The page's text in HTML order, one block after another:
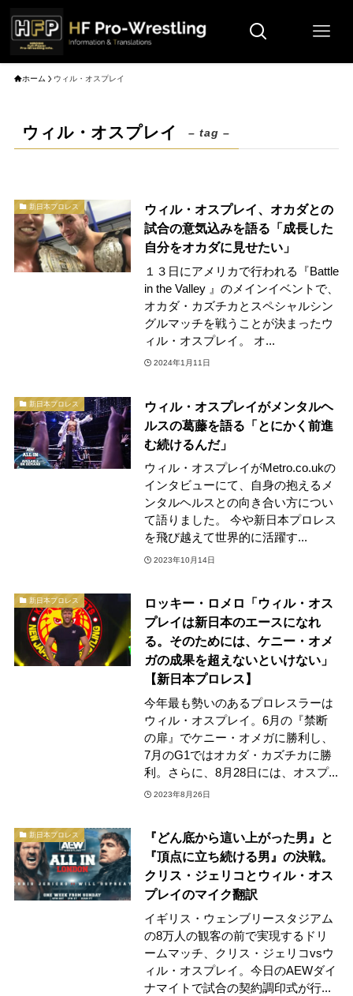
ホーム ウィル・オスプレイ
ウィル・オスプレイ – tag –
新日本プロレス
ウィル・オスプレイ、オカダとの
試合の意気込みを語る「成長した
自分をオカダに見せたい」
１３日にアメリカで行われる『Battle
in the Valley 』のメインイベントで、
オカダ・カズチカとスペシャルシン
グルマッチを戦うことが決まったウ
ィル・オスプレイ。 オ...
2024年1月11日
新日本プロレス
ウィル・オスプレイがメンタルヘ
ルスの葛藤を語る「とにかく前進
む続けるんだ」
ウィル・オスプレイがMetro.co.ukの
インタビューにて、自身の抱えるメ
ンタルヘルスとの向き合い方につい
て語りました。 今や新日本プロレス
を飛び越えて世界的に活躍す...
2023年10月14日
新日本プロレス
ロッキー・ロメロ「ウィル・オス
プレイは新日本のエースになれ
る。そのためには、ケニー・オメ
ガの成果を超えないといけない」
【新日本プロレス】
今年最も勢いのあるプロレスラーは
ウィル・オスプレイ。6月の『禁断
の扉』でケニー・オメガに勝利し、
7月のG1ではオカダ・カズチカに勝
利。さらに、8月28日には、オスプ...
2023年8月26日
新日本プロレス
『どん底から這い上がった男』と
『頂点に立ち続ける男』の決戦。
クリス・ジェリコとウィル・オス
プレイのマイク翻訳
イギリス・ウェンブリースタジアム
の8万人の観客の前で実現するドリ
ームマッチ、クリス・ジェリコvsウ
ィル・オスプレイ。今日のAEWダイ
ナマイトで試合の契約調印式が行...